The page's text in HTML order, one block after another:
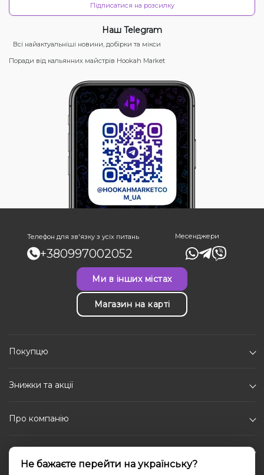
Підписатися на розсилку
Наш Telegram
Всі найактуальніші новини, добірки та мікси
Поради від кальянних майстрів Hookah Market
Телефон для зв'язку з усіх питань
+380997002052
Месенджери
Ми в інших містах
Магазин на карті
Покупцю
Знижки та акції
Про компанію
Каталог
Не бажаєте перейти на українську?